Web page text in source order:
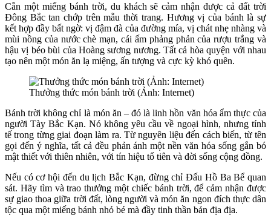
Cắn một miếng bánh trời, du khách sẽ cảm nhận được cả đất trời
Đông Bắc tan chớp trên mẫu thời trang. Hương vị của bánh là sự
kết hợp đầy bất ngờ: vị đậm đà của đường mía, vị chát nhẹ nhàng và
mùi nồng của nước chè mạn, cái ấm phảng phản của rượu trắng và
hậu vị béo bùi của Hoàng sương nương. Tất cả hòa quyện với nhau
tạo nên một món ăn lạ miệng, ấn tượng và cực kỳ khó quên.
Thưởng thức món bánh trời (Ảnh: Internet)
Bánh trời không chỉ là món ăn – đó là linh hồn văn hóa ẩm thực của
người Tày Bắc Kạn. Nó không yêu cầu về ngoại hình, nhưng tính
tế trong từng giai đoạn làm ra. Từ nguyên liệu đến cách biến, từ tên
gọi đến ý nghĩa, tất cả đều phản ánh một nền văn hóa sống gắn bó
mật thiết với thiên nhiên, với tín hiệu tổ tiên và đời sống cộng đồng.
Nếu có cơ hội đến du lịch Bắc Kạn, đừng chỉ Đấu Hồ Ba Bể quan
sát. Hãy tìm và trao thưởng một chiếc bánh trời, để cảm nhận được
sự giao thoa giữa trời đất, lòng người và món ăn ngon đích thực dân
tộc qua một miếng bánh nhỏ bé mà đầy tinh thần bản địa địa.